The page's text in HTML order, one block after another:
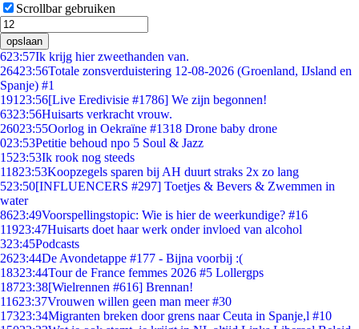
Scrollbar gebruiken
opslaan
623:57Ik krijg hier zweethanden van.
26423:56Totale zonsverduistering 12-08-2026 (Groenland, IJsland en
Spanje) #1
191 23:56[Live Eredivisie #1786] We zijn begonnen!
6323:56Huisarts verkracht vrouw.
26023:55Oorlog in Oekraïne #1318 Drone baby drone
023:53Petitie behoud npo 5 Soul & Jazz
1523:53Ik rook nog steeds
11823:53Koopzegels sparen bij AH duurt straks 2x zo lang
523:50[INFLUENCERS #297] Toetjes & Bevers & Zwemmen in
water
8623:49Voorspellingstopic: Wie is hier de weerkundige? #16
11923:47Huisarts doet haar werk onder invloed van alcohol
323:45Podcasts
2623:44De Avondetappe #177 - Bijna voorbij :(
18323:44Tour de France femmes 2026 #5 Lollergps
18723:38[Wielrennen #616] Brennan!
11623:37Vrouwen willen geen man meer #30
17323:34Migranten breken door grens naar Ceuta in Spanje,l #10